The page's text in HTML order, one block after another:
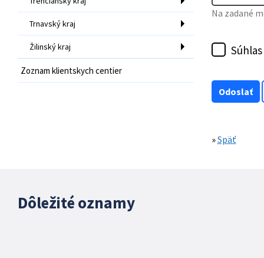
Trnavský kraj
Žilinský kraj
Zoznam klientskych centier
Na zadané
»Späť
Dôležité oznamy